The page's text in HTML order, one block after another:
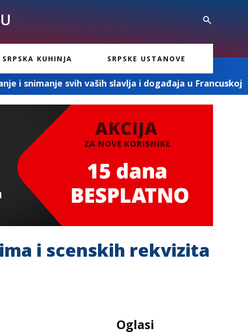
SRPSKA KUHINJA SRPSKE USTANOVE
slavlja i događaja u Francuskoj
i scenskih rekvizita
Oglasi